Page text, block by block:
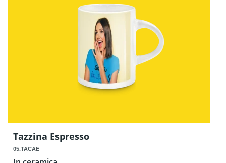
Tazzina Espresso
05.TACAE